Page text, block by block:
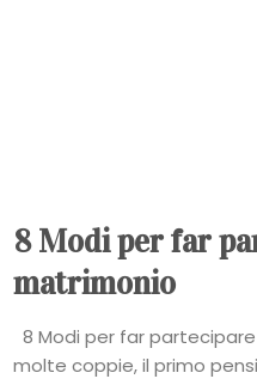
8 Modi per far
matrimonio
8 Modi per far
molte coppie, il primo